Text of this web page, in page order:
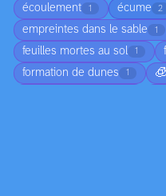
écoulement 1 écume 2
empreintes dans le sable 1
feuilles mortes au sol 1
formation de dunes 1